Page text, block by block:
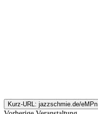
Kurz-URL: jazzschmie.de/eMPn